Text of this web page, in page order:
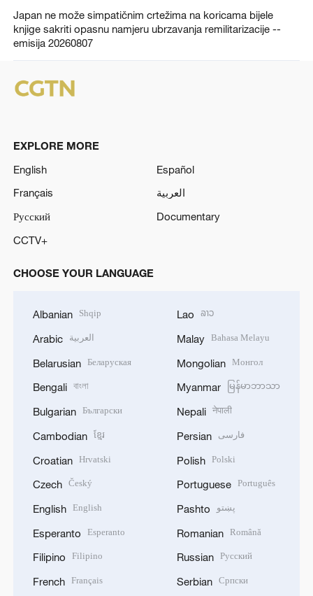
Japan ne može simpatičnim crtežima na koricama bijele
knjige sakriti opasnu namjeru ubrzavanja remilitarizacije --
emisija 20260807
EXPLORE MORE
English
Español
Français
العربية
Русский
Documentary
CCTV+
CHOOSE YOUR LANGUAGE
Albanian Shqip
Arabic العربية
Belarusian Беларуская
Bengali বাংলা
Bulgarian Български
Cambodian ខ្មែរ
Croatian Hrvatski
Czech Český
English English
Esperanto Esperanto
Filipino Filipino
French Français
Lao ລາວ
Malay Bahasa Melayu
Mongolian Монгол
Myanmar မြန်မာဘာသာ
Nepali नेपाली
Persian فارسی
Polish Polski
Portuguese Português
Pashto پښتو
Romanian Română
Russian Русский
Serbian Српски